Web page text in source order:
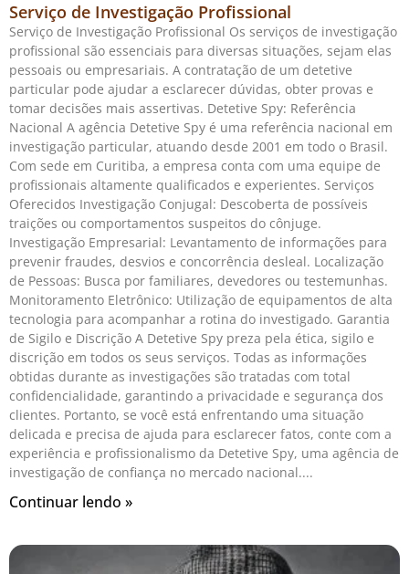
Serviço de Investigação Profissional
Serviço de Investigação Profissional Os serviços de investigação
profissional são essenciais para diversas situações, sejam elas
pessoais ou empresariais. A contratação de um detetive
particular pode ajudar a esclarecer dúvidas, obter provas e
tomar decisões mais assertivas. Detetive Spy: Referência
Nacional A agência Detetive Spy é uma referência nacional em
investigação particular, atuando desde 2001 em todo o Brasil.
Com sede em Curitiba, a empresa conta com uma equipe de
profissionais altamente qualificados e experientes. Serviços
Oferecidos Investigação Conjugal: Descoberta de possíveis
traições ou comportamentos suspeitos do cônjuge.
Investigação Empresarial: Levantamento de informações para
prevenir fraudes, desvios e concorrência desleal. Localização
de Pessoas: Busca por familiares, devedores ou testemunhas.
Monitoramento Eletrônico: Utilização de equipamentos de alta
tecnologia para acompanhar a rotina do investigado. Garantia
de Sigilo e Discrição A Detetive Spy preza pela ética, sigilo e
discrição em todos os seus serviços. Todas as informações
obtidas durante as investigações são tratadas com total
confidencialidade, garantindo a privacidade e segurança dos
clientes. Portanto, se você está enfrentando uma situação
delicada e precisa de ajuda para esclarecer fatos, conte com a
experiência e profissionalismo da Detetive Spy, uma agência de
investigação de confiança no mercado nacional.
Continuar lendo »